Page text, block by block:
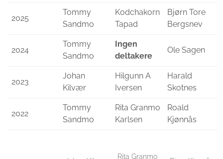
2025
Tommy
Sandmo
Kodchakorn
Tapad
Bjørn Tore
Bergsnev
2024
Tommy
Sandmo
Ingen
deltakere
Ole Sagen
2023
Johan
Kilvær
Hilgunn A
Iversen
Harald
Skotnes
2022
Tommy
Sandmo
Rita Granmo
Karlsen
Roald
Kjønnås
Rita Granmo